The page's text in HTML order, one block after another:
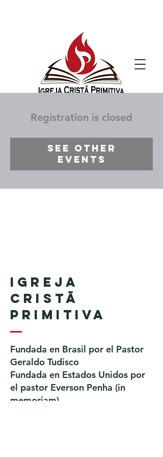
Registration is closed
See other
events
Igreja
Cristã
Primitiva
Fundada en Brasil por el Pastor
Geraldo Tudisco
Fundada en Estados Unidos por
el pastor Everson Penha ​(in
memoriam)